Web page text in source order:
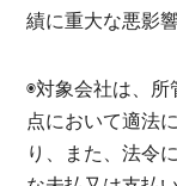
績に重大な悪影
◉対象会社は、所
点において適法
り、また、法令